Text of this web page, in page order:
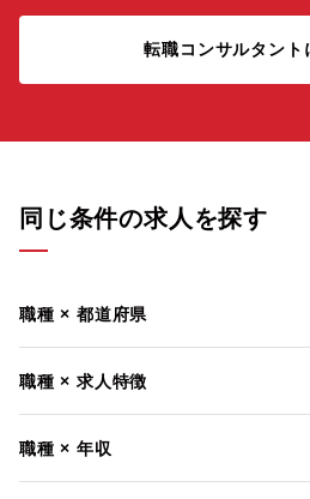
転職コンサルタント
同じ条件の求人を探す
職種 × 都道府県
職種 × 求人特徴
職種 × 年収